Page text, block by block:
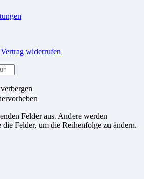
Vertrag widerrufen
Felder aus. Andere werden
die Felder, um die Reihenfolge zu ändern.